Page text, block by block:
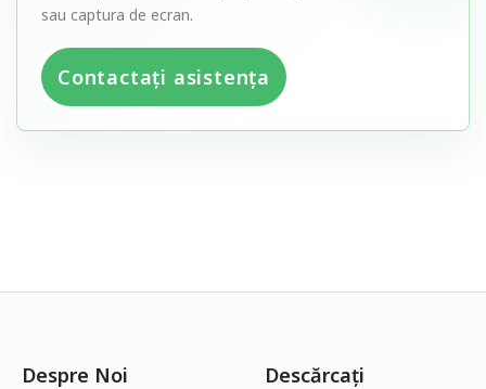
sau captura de ecran.
Contactați asistența
Despre Noi Descărcați